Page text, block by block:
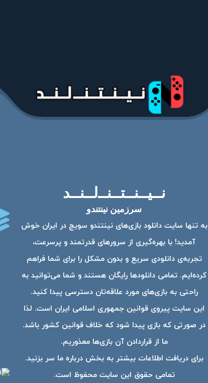
نــیــنــتــنــ‌لــنــد
سرزمین نینتندو
به تنها سایت دانلود بازی‌های نینتندو سویچ در ایران خوش
آمدید! با بهره‌گیری از سرورهای قدرتمند و پرسرعت،
تجربه‌ی دانلودی سریع و بدون مشکل را برای شما فراهم
کرده‌ایم. تمامی دانلودها رایگان هستند و شما می‌توانید به
راحتی به بازی‌های مورد علاقه‌تان دسترسی پیدا کنید.
این سایت پیروی قوانین جمهوری اسلامی ایران است. لذا
در صورتی که بازی پیدا شود که خلاف قوانین کشور باشد.
ما از قراردادن آن بازی‌ها معذوریم.
برای دریافت اطلاعات بیشتر به بخش درباره ما سر بزنید.
تمامی حقوق این سایت محفوظ است.